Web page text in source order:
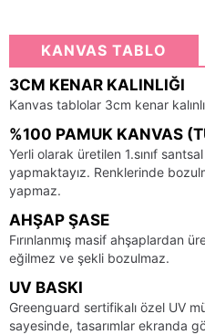
KANVAS TABLO
3CM KENAR KALINLIĞI
Kanvas tablolar 3cm kenar
%100 PAMUK KANVAS
Yerli olarak üretilen 1.sınıf
yapmaktayız. Renklerinde
yapmaz.
AHŞAP ŞASE
Fırınlanmış masif ahşaplardan
eğilmez ve şekli bozulmaz.
UV BASKI
Greenguard sertifikalı özel UV
sayesinde, tasarımlar ekranda